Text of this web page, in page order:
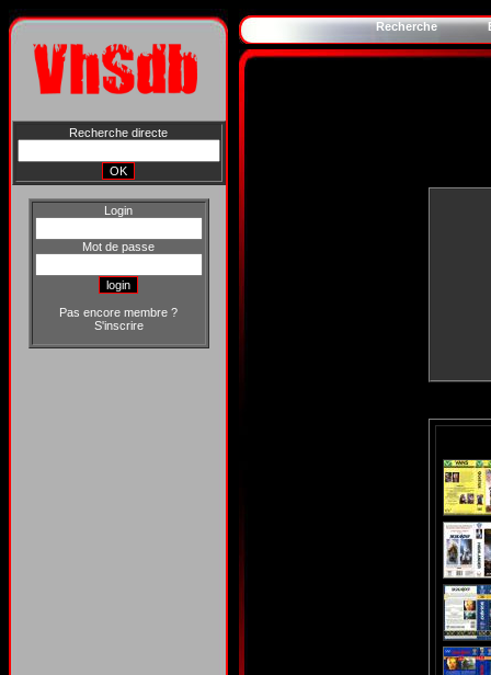
Recherche directe
Login
Mot de passe
Pas encore membre ?
S'inscrire
Recherche